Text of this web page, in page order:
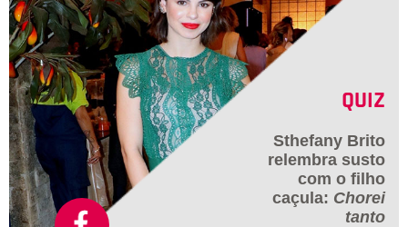
QUIZ
Sthefany Brito
relembra susto
com o filho
caçula: Chorei
tanto